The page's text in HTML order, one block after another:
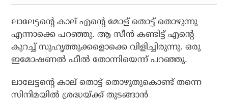
ലാലേട്ടന്റെ കാല് എന്റെ മോള് തൊട്ട് തൊഴുന്നു
എന്നാക്കെ പറഞ്ഞു. ആ സീന്‍ കണ്ടിട്ട് എന്റെ
കുറച്ച് സുഹൃത്തുക്കളൊക്കെ വിളിച്ചിരുന്നു. ഒരു
ഇമോഷണല്‍ ഫീല്‍ തോന്നിയെന്ന് പറഞ്ഞു.
ലാലേട്ടന്റെ കാല് തൊട്ട് തൊഴുതുകൊണ്ട് തന്നെ
സിനിമയില്‍ ശ്രദ്ധയ്ക്ക് തുടങ്ങാന്‍